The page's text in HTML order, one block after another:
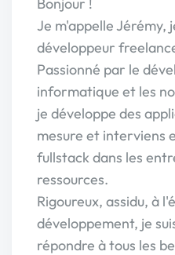
Je m'appelle Jérémy,
développeur
Passionné par le
informatique et les
je développe des
mesure et interviens
fullstack dans les
ressources.
Rigoureux, assidu, à
développement, je
répondre à tous les